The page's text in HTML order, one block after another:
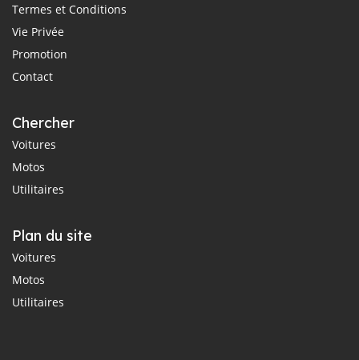
Termes et Conditions
Vie Privée
Promotion
Contact
Chercher
Voitures
Motos
Utilitaires
Plan du site
Voitures
Motos
Utilitaires